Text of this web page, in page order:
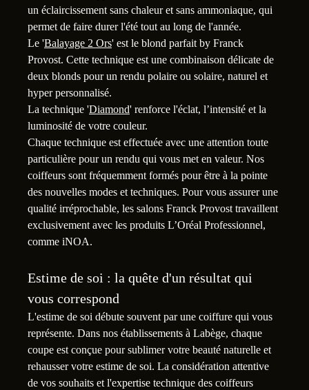
un éclaircissement sans chaleur et sans ammoniaque, qui
permet de faire durer l'été tout au long de l'année.
Le 'Balayage 2 Ors' est le blond parfait by Franck
Provost. Cette technique est une combinaison délicate de
deux blonds pour un rendu polaire ou solaire, naturel et
hyper personnalisé.
La technique 'Diamond' renforce l'éclat, l’intensité et la
luminosité de votre couleur.
Chaque technique est effectuée avec une attention toute
particulière pour un rendu qui vous met en valeur. Nos
coiffeurs sont fréquemment formés pour être à la pointe
des nouvelles modes et techniques. Pour vous assurer une
qualité irréprochable, les salons Franck Provost travaillent
exclusivement avec les produits L’Oréal Professionnel,
comme iNOA.
Estime de soi : la quête d'un résultat qui
vous correspond
L'estime de soi débute souvent par une coiffure qui vous
représente. Dans nos établissements à Labège, chaque
coupe est conçue pour sublimer votre beauté naturelle et
rehausser votre estime de soi. La considération attentive
de vos souhaits et l'expertise technique des coiffeurs